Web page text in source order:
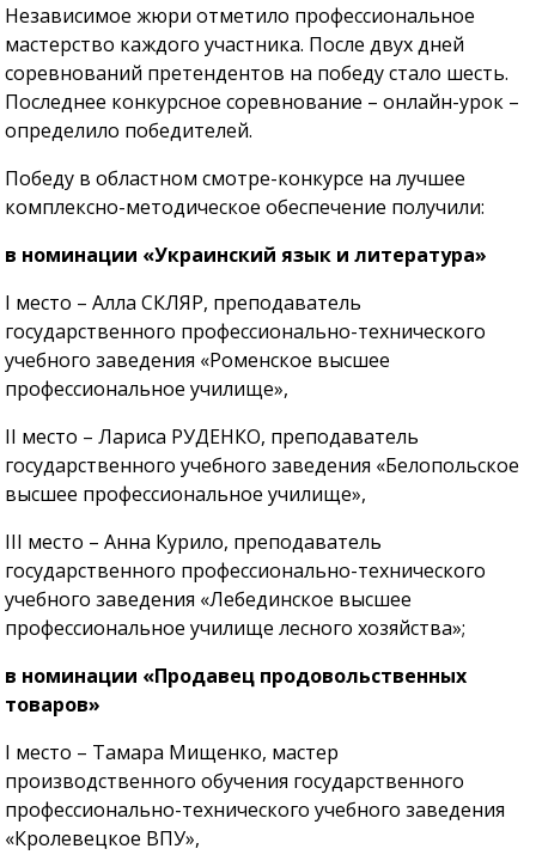
Независимое жюри отметило профессиональное
мастерство каждого участника. После двух дней
соревнований претендентов на победу стало шесть.
Последнее конкурсное соревнование – онлайн-урок –
определило победителей.
Победу в областном смотре-конкурсе на лучшее
комплексно-методическое обеспечение получили:
в номинации «Украинский язык и литература»
I место – Алла СКЛЯР, преподаватель
государственного профессионально-технического
учебного заведения «Роменское высшее
профессиональное училище»,
II место – Лариса РУДЕНКО, преподаватель
государственного учебного заведения «Белопольское
высшее профессиональное училище»,
III место – Анна Курило, преподаватель
государственного профессионально-технического
учебного заведения «Лебединское высшее
профессиональное училище лесного хозяйства»;
в номинации «Продавец продовольственных
товаров»
I место – Тамара Мищенко, мастер
производственного обучения государственного
профессионально-технического учебного заведения
«Кролевецкое ВПУ»,